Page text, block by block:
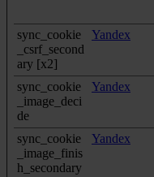
sync_cookie
_csrf_second
ary [x2]
Yandex
sync_cookie
_image_deci
de
Yandex
sync_cookie
_image_finis
h_secondary
Yandex